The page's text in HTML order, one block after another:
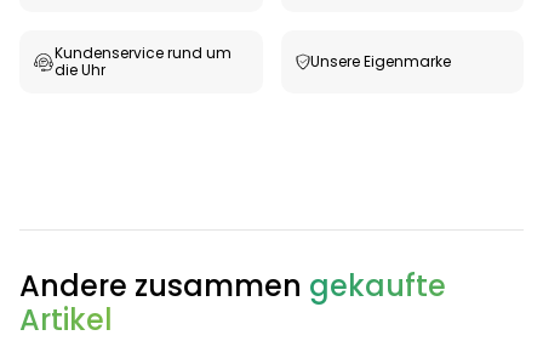
Kundenservice rund um
die Uhr
Unsere Eigenmarke
Andere zusammen gekaufte
Artikel